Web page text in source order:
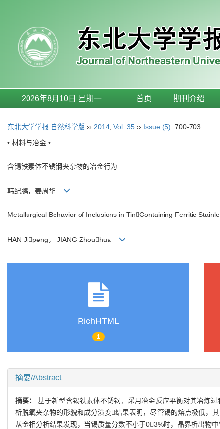
2026年8月10日 星期一 首页 期刊介绍
东北大学学报:自然科学版 ›› 2014 Vol. 35 ›› Issue (5): 700-703.
• 材料与冶金 •
含锡铁素体不锈钢夹杂物的冶金行为
韩纪鹏，姜周华
Metallurgical Behavior of Inclusions in TinContaining Ferritic
HAN Jipeng， JIANG Zhouhua
RichHTML
1
摘要/Abstract
摘要：基于新型含锡铁素体不锈钢，采用冶金反应平衡对其冶炼
析脱氧夹杂物的形貌和成分演变结果表明，尽管锡的熔点极低，
从金相分析结果发现，当锡质量分数不小于03%时，晶界析出物